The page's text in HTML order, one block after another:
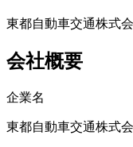
東都自動車交通株式
会社概要
企業名
東都自動車交通株式